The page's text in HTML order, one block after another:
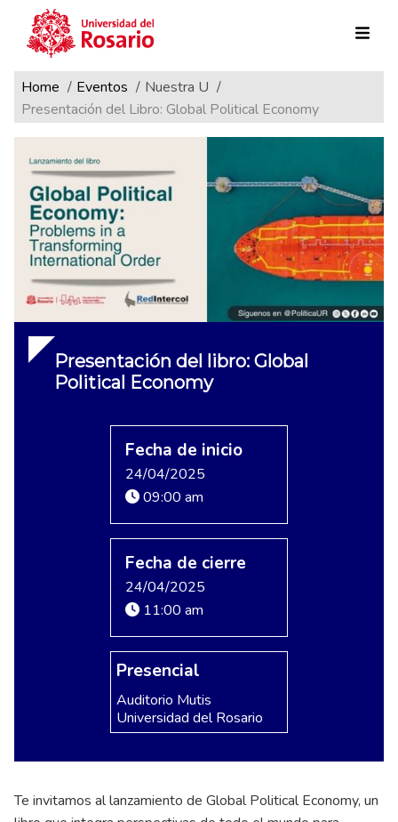
Pasar al contenido principal
Ruta de navegación
Home Eventos
Nuestra U
Presentación del Libro: Global Political Economy
Presentación del libro: Global
Political Economy
Fecha de inicio
24/04/2025
09:00 am
Fecha de cierre
24/04/2025
11:00 am
Presencial
Auditorio Mutis
Universidad del Rosario
Te invitamos al lanzamiento de Global Political Economy, un